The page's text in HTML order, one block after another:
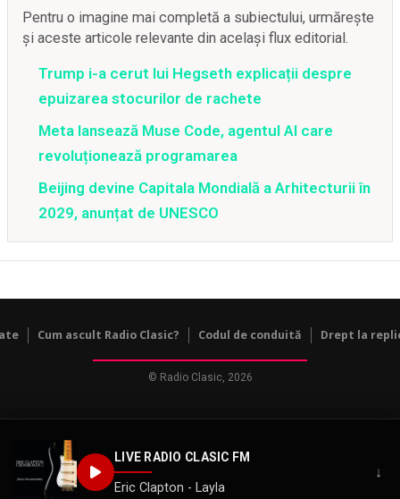
LIVE RADIO CLASIC FM
Eric Clapton - Layla
↓
Pentru o imagine mai completă a subiectului, urmărește
și aceste articole relevante din același flux editorial.
Trump i-a cerut lui Hegseth explicații despre
epuizarea stocurilor de rachete
Meta lansează Muse Code, agentul AI care
revoluționează programarea
Beijing devine Capitala Mondială a Arhitecturii în
2029, anunțat de UNESCO
Cum ascult Radio Clasic? Codul de conduită Drept la
© Radio Clasic, 2026